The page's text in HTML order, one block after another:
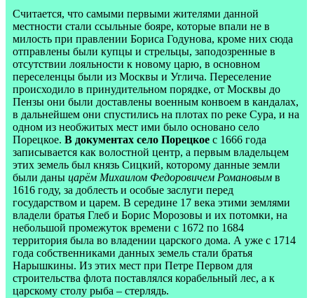
Считается, что самыми первыми жителями данной
местности стали ссыльные бояре, которые впали не в
милость при правлении Бориса Годунова, кроме них сюда
отправлены были купцы и стрельцы, заподозренные в
отсутствии лояльности к новому царю, в основном
переселенцы были из Москвы и Углича. Переселение
происходило в принудительном порядке, от Москвы до
Пензы они были доставлены военным конвоем в кандалах,
в дальнейшем они спустились на плотах по реке Сура, и на
одном из необжитых мест ими было основано село
Порецкое. В документах село Порецкое с 1666 года
записывается как волостной центр, а первым владельцем
этих земель был князь Сицкий, которому данные земли
были даны царём Михаилом Федоровичем Романовым в
1616 году, за доблесть и особые заслуги перед
государством и царем. В середине 17 века этими землями
владели братья Глеб и Борис Морозовы и их потомки, на
небольшой промежуток времени с 1672 по 1684
территория была во владении царского дома. А уже с 1714
года собственниками данных земель стали братья
Нарышкины. Из этих мест при Петре Первом для
строительства флота поставлялся корабельный лес, а к
царскому столу рыба – стерлядь.